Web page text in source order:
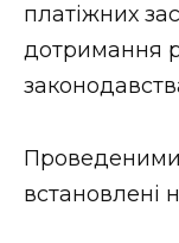
платіжних
дотримання
встановлені